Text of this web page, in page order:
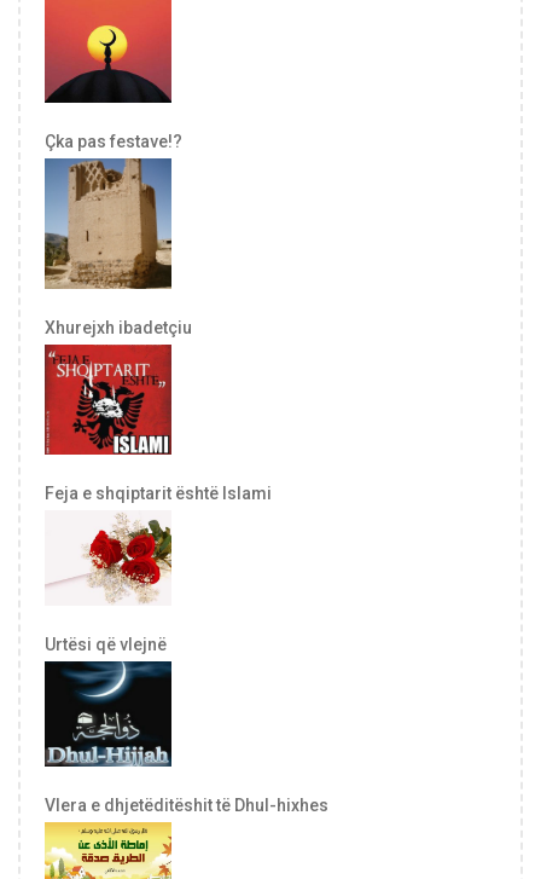
Çka pas festave!?
Xhurejxh ibadetçiu
Feja e shqiptarit është Islami
Urtësi që vlejnë
Vlera e dhjetëditëshit të Dhul-hixhes